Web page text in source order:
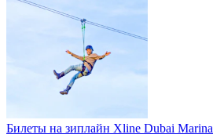
Билеты на зиплайн Xline Dubai Marina